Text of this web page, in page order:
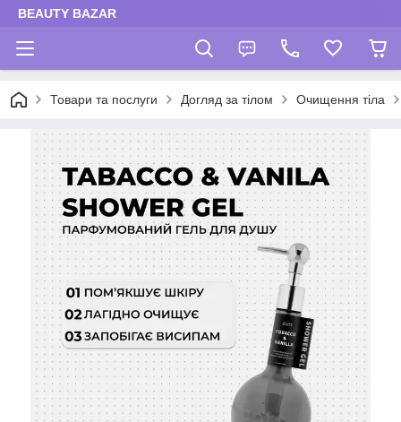
BEAUTY BAZAR
Товари та послуги Догляд за тілом Очищення тіла